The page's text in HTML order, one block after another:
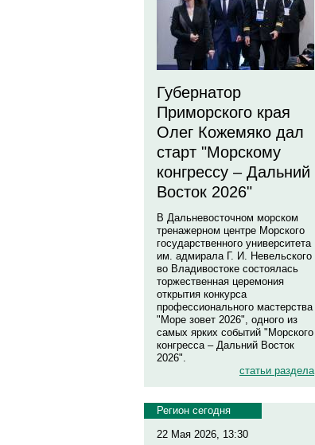
Губернатор
Приморского края
Олег Кожемяко дал
старт "Морскому
конгрессу – Дальний
Восток 2026"
В Дальневосточном морском
тренажерном центре Морского
государственного университета
им. адмирала Г. И. Невельского
во Владивостоке состоялась
торжественная церемония
открытия конкурса
профессионального мастерства
"Море зовет 2026", одного из
самых ярких событий "Морского
конгресса – Дальний Восток
2026".
статьи раздела
Регион сегодня
22 Мая 2026, 13:30